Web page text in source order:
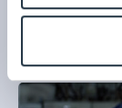
zentralen